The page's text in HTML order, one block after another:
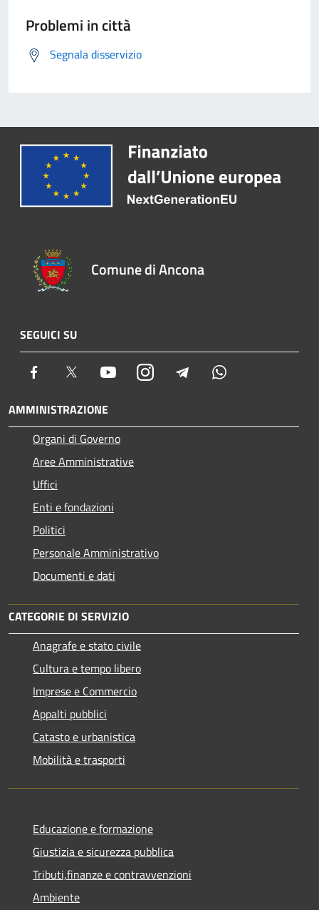
Problemi in città
Segnala disservizio
Comune di Ancona
SEGUICI SU
Facebook Twitter YoutubeInstagram Telegram
AMMINISTRAZIONE
Organi di Governo
Aree Amministrative
Uffici
Enti e fondazioni
Politici
Personale Amministrativo
Documenti e dati
CATEGORIE DI SERVIZIO
Anagrafe e stato civile
Cultura e tempo libero
Imprese e Commercio
Appalti pubblici
Catasto e urbanistica
Mobilità e trasporti
Educazione e formazione
Giustizia e sicurezza pubblica
Tributi,finanze e contravvenzioni
Ambiente